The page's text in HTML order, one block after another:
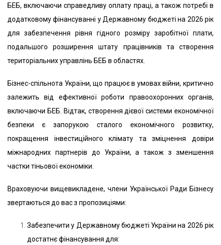
БЕБ, включаючи справедливу оплату праці, а також потребі в
додатковому фінансуванні у Державному бюджеті на 2026 рік
для забезпечення рівня гідного розміру заробітної плати,
подальшого розширення штату працівників та створення
територіальних управлінь БЕБ в областях.
Бізнес-спільнота України, що працює в умовах війни, критично
залежить від ефективної роботи правоохоронних органів,
включаючи БЕБ. Відтак, створення дієвої системи економічної
безпеки є запорукою сталого економічного розвитку,
покращення інвестиційного клімату та зміцнення довіри
міжнародних партнерів до України, а також з зменшення
частки тіньової економіки.
Враховуючи вищевикладене, члени Української Ради Бізнесу
звертаються до вас з пропозиціями:
Забезпечити у Державному бюджеті України на 2026 рік
достатнє фінансування для: